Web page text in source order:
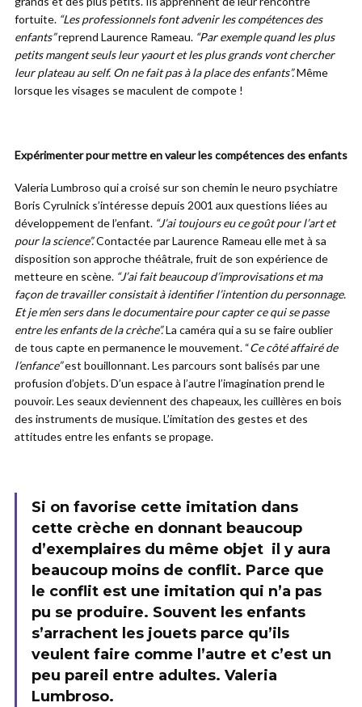
fortuite. “Les professionnels font advenir les compétences des
enfants”reprend Laurence Rameau. “Par exemple quand les plus
petits mangent seuls leur yaourt et les plus grands vont chercher
leur plateau au self. On ne fait pas à la place des enfants”.Même
lorsque les visages se maculent de compote !
Expérimenter pour mettre en valeur les compétences des enfants
Valeria Lumbroso qui a croisé sur son chemin le neuro psychiatre
Boris Cyrulnick s’intéresse depuis 2001 aux questions liées au
développement de l’enfant. “J’ai toujours eu ce goût pour l’art et
pour la science”.Contactée par Laurence Rameau elle met à sa
disposition son approche théâtrale, fruit de son expérience de
metteure en scène. “J’ai fait beaucoup d’improvisations et ma
façon de travailler consistait à identifier l’intention du personnage.
Et je m’en sers dans le documentaire pour capter ce qui se passe
entre les enfants de la crèche”.La caméra qui a su se faire oublier
de tous capte en permanence le mouvement. “Ce côté affairé de
l’enfance”est bouillonnant. Les parcours sont balisés par une
profusion d’objets. D’un espace à l’autre l’imagination prend le
pouvoir. Les seaux deviennent des chapeaux, les cuillères en bois
des instruments de musique. L’imitation des gestes et des
attitudes entre les enfants se propage.
Si on favorise cette imitation dans
cette crèche en donnant beaucoup
d’exemplaires du même objet il y aura
beaucoup moins de conflit. Parce que
le conflit est une imitation qui n’a pas
pu se produire. Souvent les enfants
s’arrachent les jouets parce qu’ils
veulent faire comme l’autre et c’est un
peu pareil entre adultes. Valeria
Lumbroso.